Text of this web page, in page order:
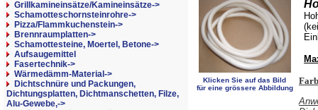
Grillkamineinsätze/Kamineinsätze->
Schamotteschornsteinrohre->
Pizza/Flammkuchenstein->
Brennraumplatten->
Schamottesteine, Moertel, Betone->
Aufsaugemittel
Fasertechnik->
Wärmedämm-Material->
Dichtschnüre und Packungen,
Dichtungsplatten, Dichtmanschetten, Filze,
Alu-Gewebe,->
Klicken Sie auf das Bild
für eine grössere Abbildung